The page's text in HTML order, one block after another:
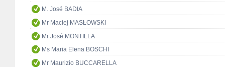
M. José BADIA
Mr Maciej MASŁOWSKI
Mr José MONTILLA
Ms Maria Elena BOSCHI
Mr Maurizio BUCCARELLA